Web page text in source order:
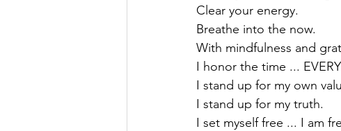
Clear your energy.
Breathe into the now.
With mindfulness and
I honor the time ...
I stand up for my own
I stand up for my truth.
I set myself free ... I am